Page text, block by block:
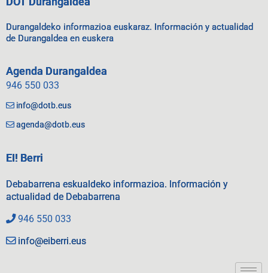
Durangaldeko informazioa euskaraz. Información y actualidad
de Durangaldea en euskera
Agenda Durangaldea
946 550 033
info@dotb.eus
agenda@dotb.eus
EI! Berri
Debabarrena eskualdeko informazioa. Información y
actualidad de Debabarrena
946 550 033
info@eiberri.eus